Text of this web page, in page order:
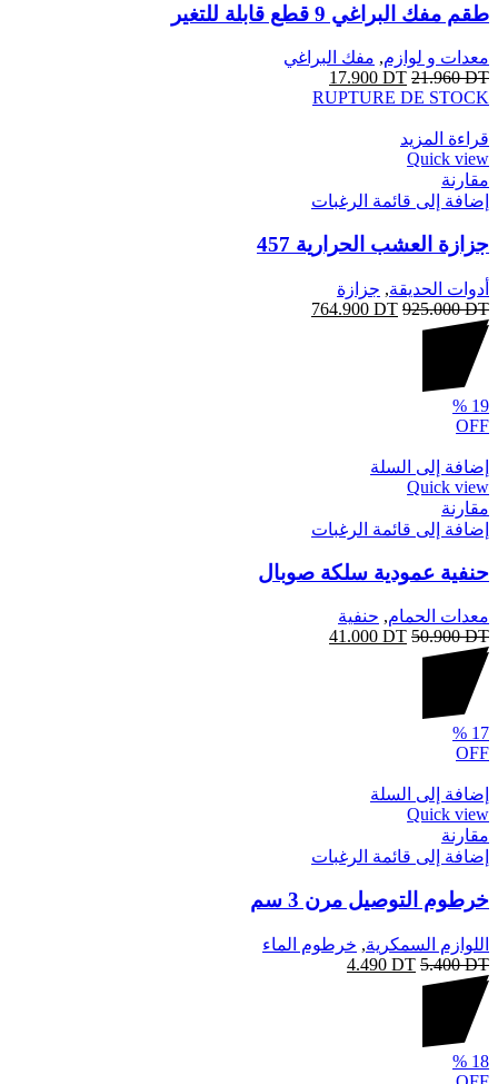
طقم مفك البراغي 9 قطع قابلة للتغير
معدات و لوازم, مفك البراغي
21.960DT
17.900 DT
RUPTURE DE STOCK
قراءة المزيد
Quick view
مقارنة
إضافة إلى قائمة الرغبات
جزازة العشب الحرارية 457
أدوات الحديقة, جزازة
925.000DT
764.900 DT
19
%
OFF
إضافة إلى السلة
Quick view
مقارنة
إضافة إلى قائمة الرغبات
حنفية عمودية سلكة صوبال
معدات الحمام, حنفية
50.900DT
41.000 DT
17
%
OFF
إضافة إلى السلة
Quick view
مقارنة
إضافة إلى قائمة الرغبات
خرطوم التوصيل مرن 3 سم
اللوازم السمكرية, خرطوم الماء
5.400DT
4.490 DT
18
%